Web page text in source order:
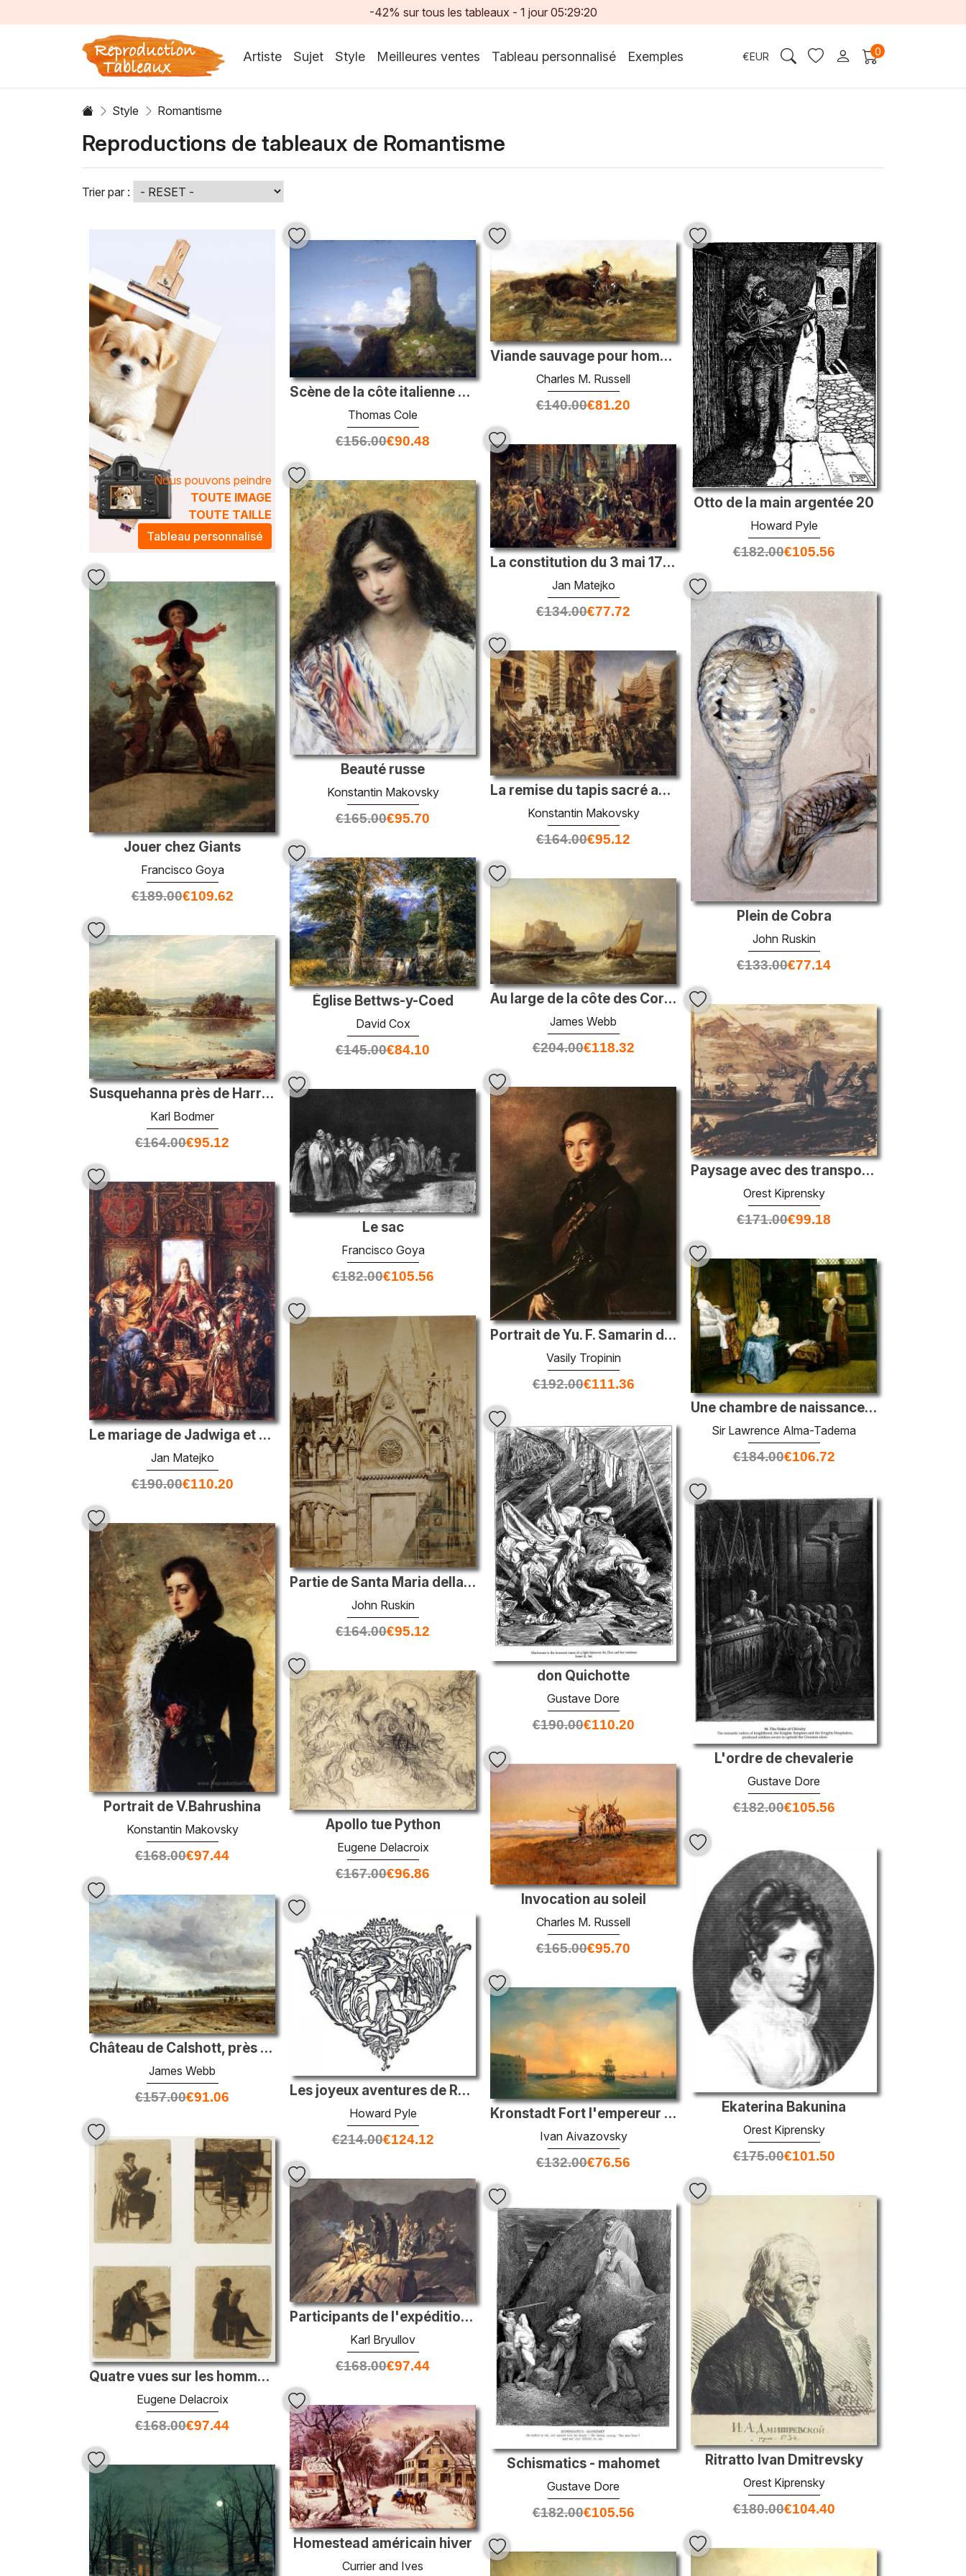
-42% sur tous les tableaux -1 jour 05:29:18
Artiste Sujet Style Meilleures ventes Tableau personnalisé Exemples €EUR 0
Style Romantisme
Reproductions de tableaux de Romantisme
Trier par :
Nous pouvons peindre
TOUTE IMAGE
TOUTE TAILLE
Tableau personnalisé
Scène de la côte italienne avec tour en ruine
Thomas Cole
€156.00€90.48
Viande sauvage pour hommes sauvages
Charles M. Russell
€140.00€81.20
Otto de la main argentée 20
Howard Pyle
€182.00€105.56
La constitution du 3 mai 1791
Jan Matejko
€134.00€77.72
Beauté russe
Konstantin Makovsky
€165.00€95.70
Jouer chez Giants
Francisco Goya
€189.00€109.62
Plein de Cobra
John Ruskin
€133.00€77.14
La remise du tapis sacré au Caire
Konstantin Makovsky
€164.00€95.12
Église Bettws-y-Coed
David Cox
€145.00€84.10
Au large de la côte des Cornouailles, la monture de St Michael
James Webb
€204.00€118.32
Susquehanna près de Harrisburg, Pennsylvanie
Karl Bodmer
€164.00€95.12
Paysage avec des transporteurs de barges
Orest Kiprensky
€171.00€99.18
Portrait de Yu. F. Samarin dans la robe de chasse
Vasily Tropinin
€192.00€111.36
Le sac
Francisco Goya
€182.00€105.56
Le mariage de Jadwiga et Jagiello
Jan Matejko
€190.00€110.20
Une chambre de naissance, XVIIe siècle
Sir Lawrence Alma-Tadema
€184.00€106.72
Partie de Santa Maria della Spina Pise
John Ruskin
€164.00€95.12
don Quichotte
Gustave Dore
€190.00€110.20
L'ordre de chevalerie
Gustave Dore
€182.00€105.56
Portrait de V.Bahrushina
Konstantin Makovsky
€168.00€97.44
Apollo tue Python
Eugene Delacroix
€167.00€96.86
Invocation au soleil
Charles M. Russell
€165.00€95.70
Ekaterina Bakunina
Orest Kiprensky
€175.00€101.50
Château de Calshott, près de Southampton
James Webb
€157.00€91.06 Les joyeux aventures de Robin Hood 3
Howard Pyle
€214.00€124.12
Kronstadt Fort l'empereur Alexandre
Ivan Aivazovsky
€132.00€76.56
Quatre vues sur les hommes assis
Eugene Delacroix
€168.00€97.44
Participants de l'expédition au Vésuve du mont
Karl Bryullov
€168.00€97.44
Ritratto Ivan Dmitrevsky
Orest Kiprensky
€180.00€104.40
Schismatics - mahomet
Gustave Dore
€182.00€105.56
Homestead américain hiver
Currier and Ives